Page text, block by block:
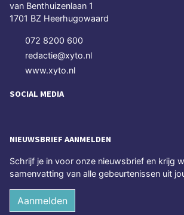
van Benthuizenlaan 1
1701 BZ Heerhugowaard
072 8200 600
redactie@xyto.nl
www.xyto.nl
SOCIAL MEDIA
NIEUWSBRIEF AANMELDEN
Schrijf je in voor onze nieuwsbrief en krijg
samenvatting van alle gebeurtenissen uit
Aanmelden